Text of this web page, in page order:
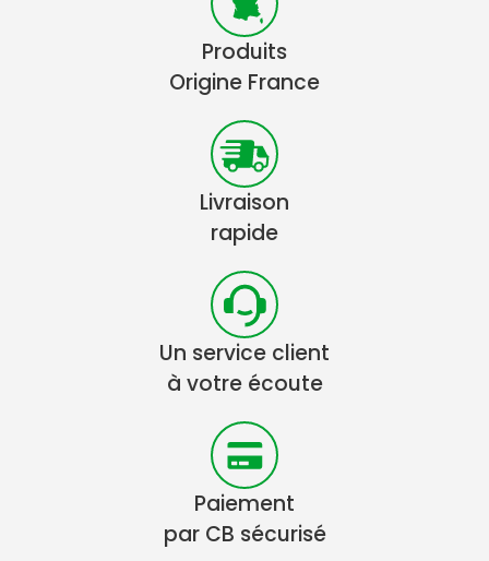
Produits
Origine France
Livraison
rapide
Un service client
à votre écoute
Paiement
par CB sécurisé